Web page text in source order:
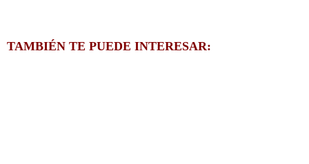
TAMBIÉN TE PUEDE INTERESAR: